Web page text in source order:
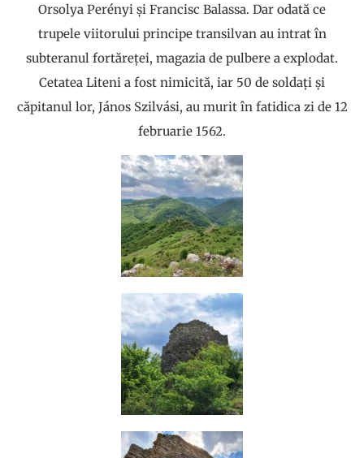
Orsolya Perényi și Francisc Balassa. Dar odată ce
trupele viitorului principe transilvan au intrat în
subteranul fortăreței, magazia de pulbere a explodat.
Cetatea Liteni a fost nimicită, iar 50 de soldați și
căpitanul lor, János Szilvási, au murit în fatidica zi de 12
februarie 1562.